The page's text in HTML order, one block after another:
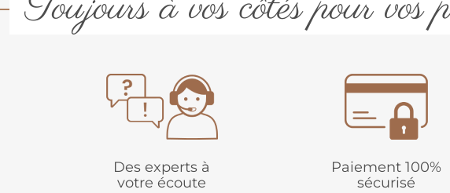
Des experts à
votre écoute
Paiement 100%
sécurisé